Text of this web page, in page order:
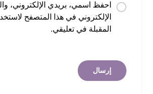
احفظ اسمي، بريدي الإلكتروني،
الإلكتروني في هذا المتصفح
المقبلة في تعليقي.